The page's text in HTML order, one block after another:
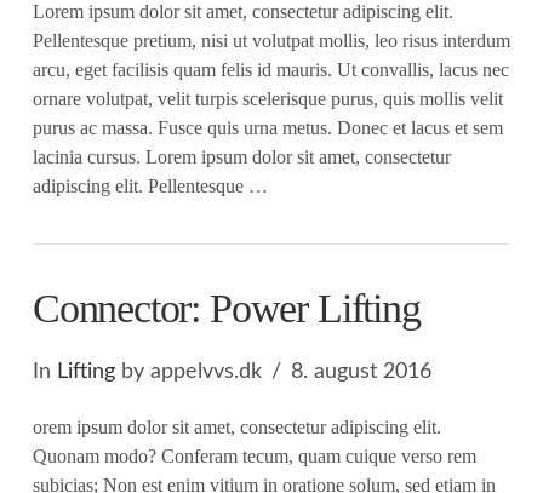
Lorem ipsum dolor sit amet, consectetur adipiscing elit.
Pellentesque pretium, nisi ut volutpat mollis, leo risus interdum
arcu, eget facilisis quam felis id mauris. Ut convallis, lacus nec
ornare volutpat, velit turpis scelerisque purus, quis mollis velit
purus ac massa. Fusce quis urna metus. Donec et lacus et sem
lacinia cursus. Lorem ipsum dolor sit amet, consectetur
adipiscing elit. Pellentesque …
Connector: Power Lifting
In Liftingby appelvvs.dk 8. august 2016
orem ipsum dolor sit amet, consectetur adipiscing elit.
Quonam modo? Conferam tecum, quam cuique verso rem
subicias; Non est enim vitium in oratione solum, sed etiam in